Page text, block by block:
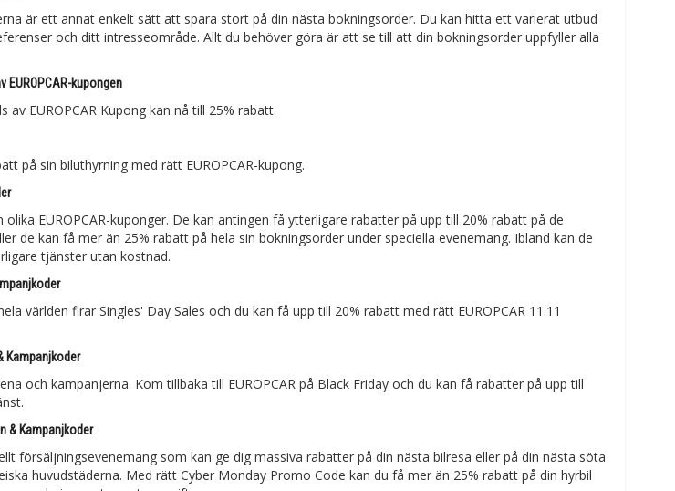
är ett annat enkelt sätt att spara stort på din nästa bokningsorder. Du kan hitta ett varierat utbud
och ditt intresseområde. Allt du behöver göra är att se till att din bokningsorder uppfyller alla
EUROPCAR-kupongen
EUROPCAR Kupong kan nå till 25% rabatt.
på sin biluthyrning med rätt EUROPCAR-kupong.
EUROPCAR-kuponger. De kan antingen få ytterligare rabatter på upp till 20% rabatt på de
de kan få mer än 25% rabatt på hela sin bokningsorder under speciella evenemang. Ibland kan de
tjänster utan kostnad.
världen firar Singles' Day Sales och du kan få upp till 20% rabatt med rätt EUROPCAR 11.11
Kampanjkoder
och kampanjerna. Kom tillbaka till EUROPCAR på Black Friday och du kan få rabatter på upp till
& Kampanjkoder
försäljningsevenemang som kan ge dig massiva rabatter på din nästa bilresa eller på din nästa söta
huvudstäderna. Med rätt Cyber Monday Promo Code kan du få mer än 25% rabatt på din hyrbil